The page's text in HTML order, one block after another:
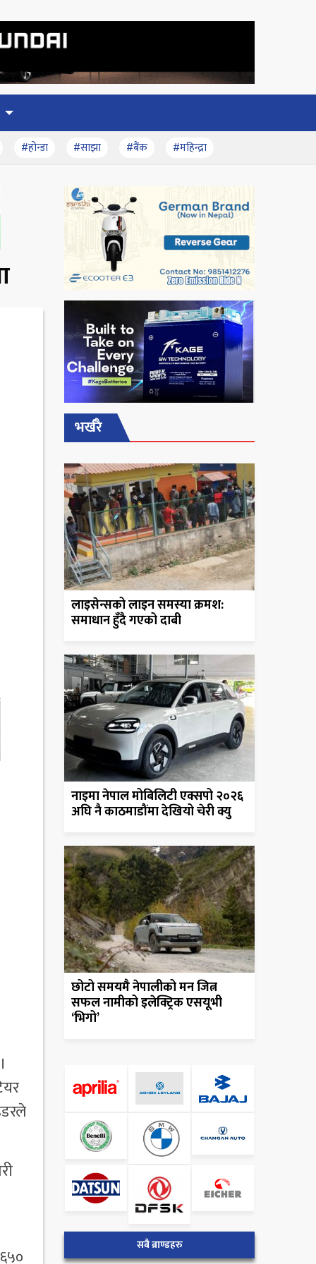
#होन्डा #साझा #बैंक #महिन्द्रा
भर्खरै
लाइसेन्सको लाइन समस्या क्रमश:
समाधान हुँदै गएको दाबी
नाइमा नेपाल मोबिलिटी एक्सपो २०२६
अघि नै काठमाडौंमा देखियो चेरी क्यु
छोटो समयमै नेपालीको मन जित्न
सफल नामीको इलेक्ट्रिक एसयूभी
‘भिगो’
सबै ब्राण्डहरु